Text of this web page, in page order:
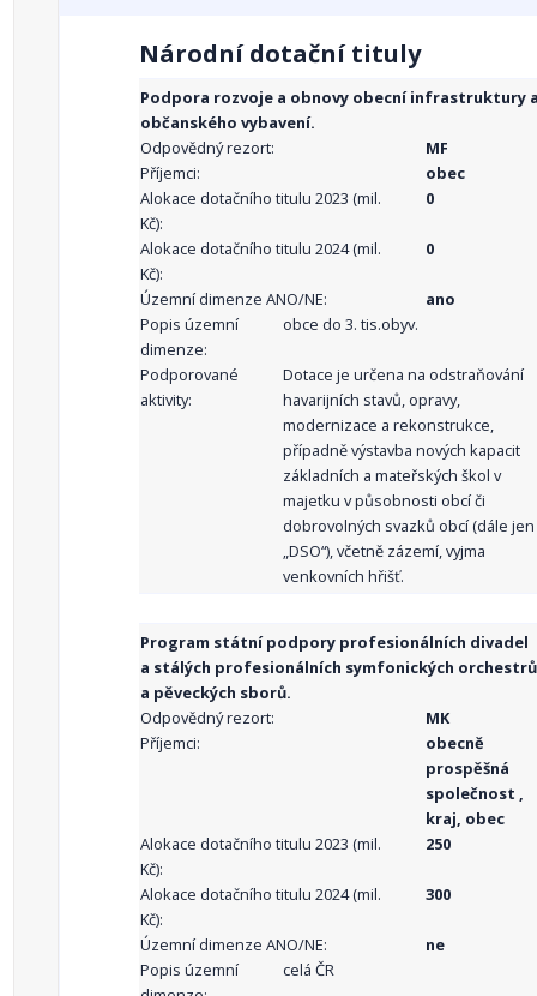
Národní dotační tituly
Podpora rozvoje a obnovy obecní infrastruktury
občanského vybavení.
Odpovědný rezort:
MF
Příjemci:
obec
Alokace dotačního titulu 2023 (mil.
Kč):
0
Alokace dotačního titulu 2024 (mil.
Kč):
0
Územní dimenze ANO/NE:
ano
Popis územní
dimenze:
obce do 3. tis.obyv.
Podporované
aktivity:
Dotace je určena na odstraňování
havarijních stavů, opravy,
modernizace a rekonstrukce,
případně výstavba nových kapacit
základních a mateřských škol v
majetku v působnosti obcí či
dobrovolných svazků obcí (dále jen
„DSO“), včetně zázemí, vyjma
venkovních hřišť.
Program státní podpory profesionálních divadel
a stálých profesionálních symfonických orchestrů
a pěveckých sborů.
Odpovědný rezort:
MK
Příjemci:
obecně
prospěšná
společnost ,
kraj, obec
Alokace dotačního titulu 2023 (mil.
Kč):
250
Alokace dotačního titulu 2024 (mil.
Kč):
300
Územní dimenze ANO/NE:
ne
Popis územní
celá ČR